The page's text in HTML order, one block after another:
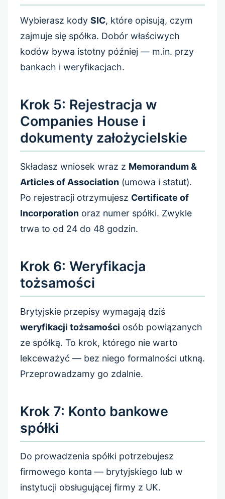
Wybierasz kody SIC, które opisują, czym
zajmuje się spółka. Dobór właściwych
kodów bywa istotny później — m.in. przy
bankach i weryfikacjach.
Krok 5: Rejestracja w
Companies House i
dokumenty założycielskie
Składasz wniosek wraz z Memorandum &
Articles of Association (umowa i statut).
Po rejestracji otrzymujesz Certificate of
Incorporation oraz numer spółki. Zwykle
trwa to od 24 do 48 godzin.
Krok 6: Weryfikacja
tożsamości
Brytyjskie przepisy wymagają dziś
weryfikacji tożsamości osób powiązanych
ze spółką. To krok, którego nie warto
lekceważyć — bez niego formalności utkną.
Przeprowadzamy go zdalnie.
Krok 7: Konto bankowe
spółki
Do prowadzenia spółki potrzebujesz
firmowego konta — brytyjskiego lub w
instytucji obsługującej firmy z UK.